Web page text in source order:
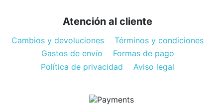
Atención al cliente
Cambios y devoluciones
Términos y condiciones
Gastos de envío
Formas de pago
Política de privacidad
Aviso legal